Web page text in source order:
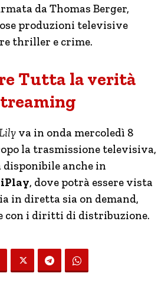
da Thomas Berger,
produzioni televisive
thriller e crime.
Tutta la verità
va in onda mercoledì 8
la trasmissione televisiva,
anche in
, dove potrà essere vista
in diretta sia on demand,
con i diritti di distribuzione.